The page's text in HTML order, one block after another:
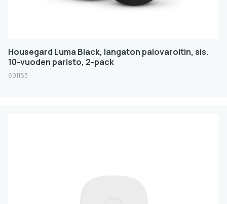
Housegard Luma Black, langaton palovaroitin, sis.
10-vuoden paristo, 2-pack
601183